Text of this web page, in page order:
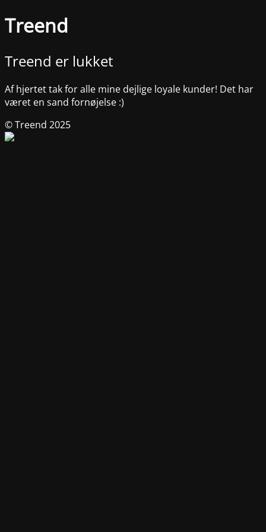
Treend
Treend er lukket
Af hjertet tak for alle mine dejlige loyale kunder! Det har
været en sand fornøjelse :)
© Treend 2025